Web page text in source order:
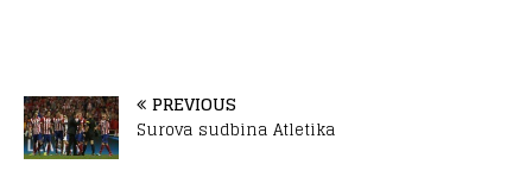
PREVIOUS
Surova sudbina Atletika